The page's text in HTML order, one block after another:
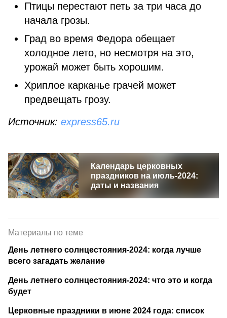
Птицы перестают петь за три часа до
начала грозы.
Град во время Федора обещает
холодное лето, но несмотря на это,
урожай может быть хорошим.
Хриплое карканье грачей может
предвещать грозу.
Источник: express65.ru
Календарь церковных
праздников на июль-2024:
даты и названия
Материалы по теме
День летнего солнцестояния-2024: когда лучше
всего загадать желание
День летнего солнцестояния-2024: что это и когда
будет
Церковные праздники в июне 2024 года: список